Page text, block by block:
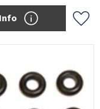
Add
Info